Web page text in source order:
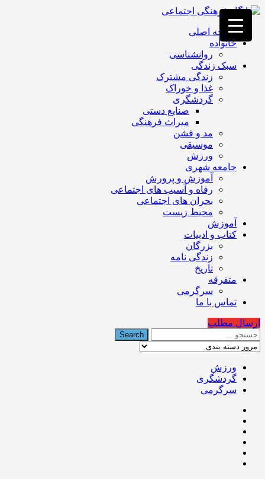
فصد
خون
غرب
تهران
خشکشویی
تصفیه
تهران
صفحه اصلی
خانواده
روانشناسی
سبک زندگی
زندگی مشترک
غذا و خوراک
گردشگری
صنایع دستی
میراث فرهنگی
مد و فشن
موسیقی
ورزش
جامعه شهری
آموزش و پرورش
رفاه و آسیب های اجتماعی
بحران های اجتماعی
محیط زیست
آموزش
کتاب و ادبیات
بزرگان
زندگی نامه
تاریخ
متفرقه
سرگرمی
تماس با ما
ارسال مطلب
ورزش
گردشگری
سرگرمی